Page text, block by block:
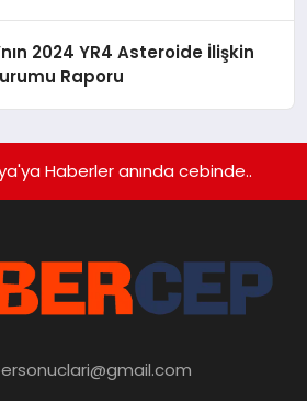
2024 YR4 Asteroide İlişkin
Raporu
Haberler anında cebinde..